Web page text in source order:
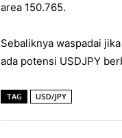
area 150.765.
Sebaliknya waspadai
ada potensi USDJPY
TAG USD/JPY